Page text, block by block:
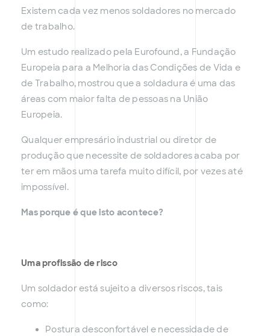
Existem cada vez menos soldadores no mercado
de trabalho.
Um estudo realizado pela Eurofound, a Fundação
Europeia para a Melhoria das Condições de Vida e
de Trabalho, mostrou que a soldadura é uma das
áreas com maior falta de pessoas na União
Europeia.
Qualquer empresário industrial ou diretor de
produção que necessite de soldadores acaba por
ter em mãos uma tarefa muito difícil, por vezes até
impossível.
Mas porque é que isto acontece?
Uma profissão de risco
Um soldador está sujeito a diversos riscos, tais
como:
Postura desconfortável e necessidade de